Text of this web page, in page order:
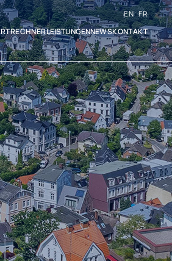
LEISTUNGENNEWSKONTAKT
EN FR